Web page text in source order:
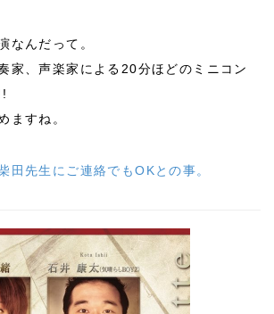
なんだって。
家、声楽家による20分ほどのミニコン
ますね。
田先生にご連絡でもOKとの事。